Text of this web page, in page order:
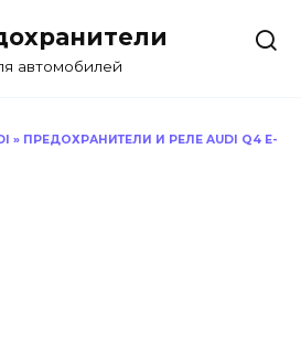
автомобилей
» ПРЕДОХРАНИТЕЛИ И РЕЛЕ AUDI Q4 E-